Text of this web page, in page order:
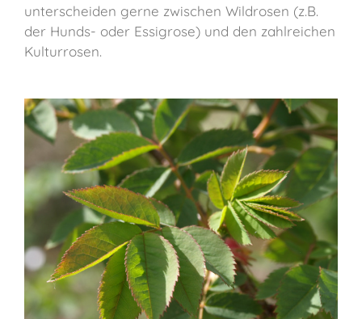
unterscheiden gerne zwischen Wildrosen (z.B.
der Hunds- oder Essigrose) und den zahlreichen
Kulturrosen.